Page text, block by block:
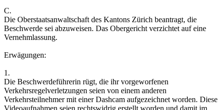
C.
Die Oberstaatsanwaltschaft des Kantons Zürich beantragt, die
Beschwerde sei abzuweisen. Das Obergericht verzichtet auf eine
Vernehmlassung.
Erwägungen:
1.
Die Beschwerdeführerin rügt, die ihr vorgeworfenen
Verkehrsregelverletzungen seien von einem anderen
Verkehrsteilnehmer mit einer Dashcam aufgezeichnet worden. Diese
Videoaufnahmen seien rechtswidrig erstellt worden und damit im